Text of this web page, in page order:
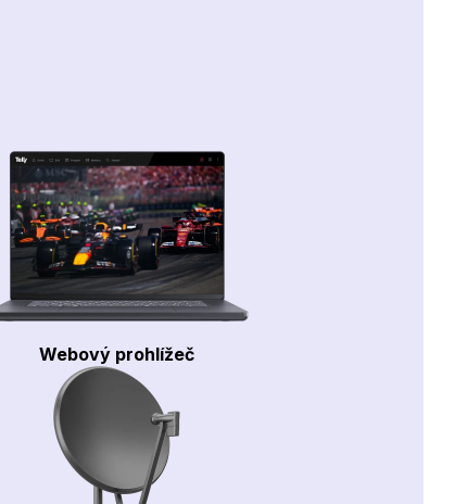
Webový prohlížeč